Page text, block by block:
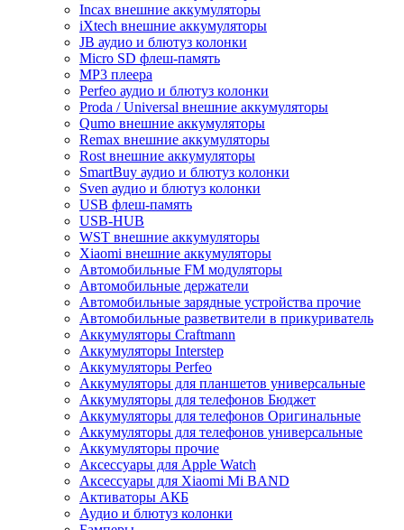
Incax внешние аккумуляторы
iXtech внешние аккумуляторы
JB аудио и блютуз колонки
Micro SD флеш-память
MP3 плеера
Perfeo аудио и блютуз колонки
Proda / Universal внешние аккумуляторы
Qumo внешние аккумуляторы
Remax внешние аккумуляторы
Rost внешние аккумуляторы
SmartBuy аудио и блютуз колонки
Sven аудио и блютуз колонки
USB флеш-память
USB-HUB
WST внешние аккумуляторы
Xiaomi внешние аккумуляторы
Автомобильные FM модуляторы
Автомобильные держатели
Автомобильные зарядные устройства прочие
Автомобильные разветвители в прикуриватель
Аккумуляторы Craftmann
Аккумуляторы Interstep
Аккумуляторы Perfeo
Аккумуляторы для планшетов универсальные
Аккумуляторы для телефонов Бюджет
Аккумуляторы для телефонов Оригинальные
Аккумуляторы для телефонов универсальные
Аккумуляторы прочие
Аксессуары для Apple Watch
Аксессуары для Xiaomi Mi BAND
Активаторы АКБ
Аудио и блютуз колонки